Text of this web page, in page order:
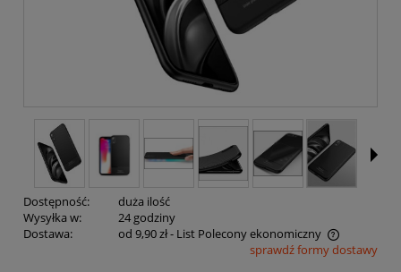
Dostępność:
duża ilość
Wysyłka w:
24 godziny
Dostawa:
od 9,90 zł- List Polecony ekonomiczny
Cena nie zawiera ewentualnych kosztów płatnościsprawdź formy dostawy